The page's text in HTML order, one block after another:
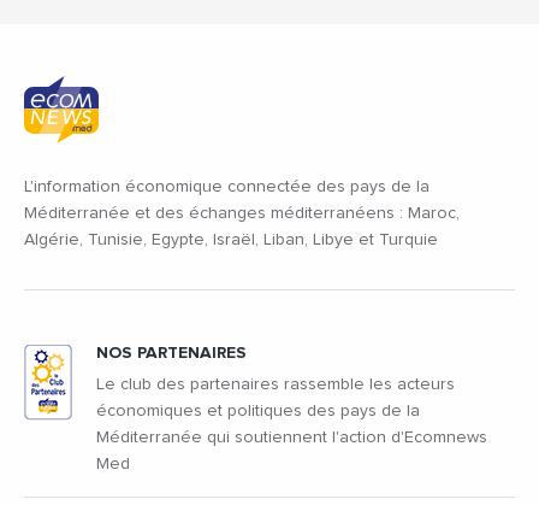
L'information économique connectée des pays de la
Méditerranée et des échanges méditerranéens : Maroc,
Algérie, Tunisie, Egypte, Israël, Liban, Libye et Turquie
NOS PARTENAIRES
Le club des partenaires rassemble les acteurs
économiques et politiques des pays de la
Méditerranée qui soutiennent l'action d'Ecomnews
Med